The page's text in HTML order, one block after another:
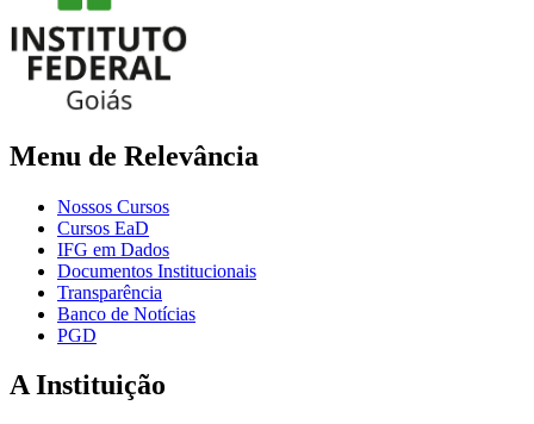
Menu de Relevância
Nossos Cursos
Cursos EaD
IFG em Dados
Documentos Institucionais
Transparência
Banco de Notícias
PGD
A Instituição